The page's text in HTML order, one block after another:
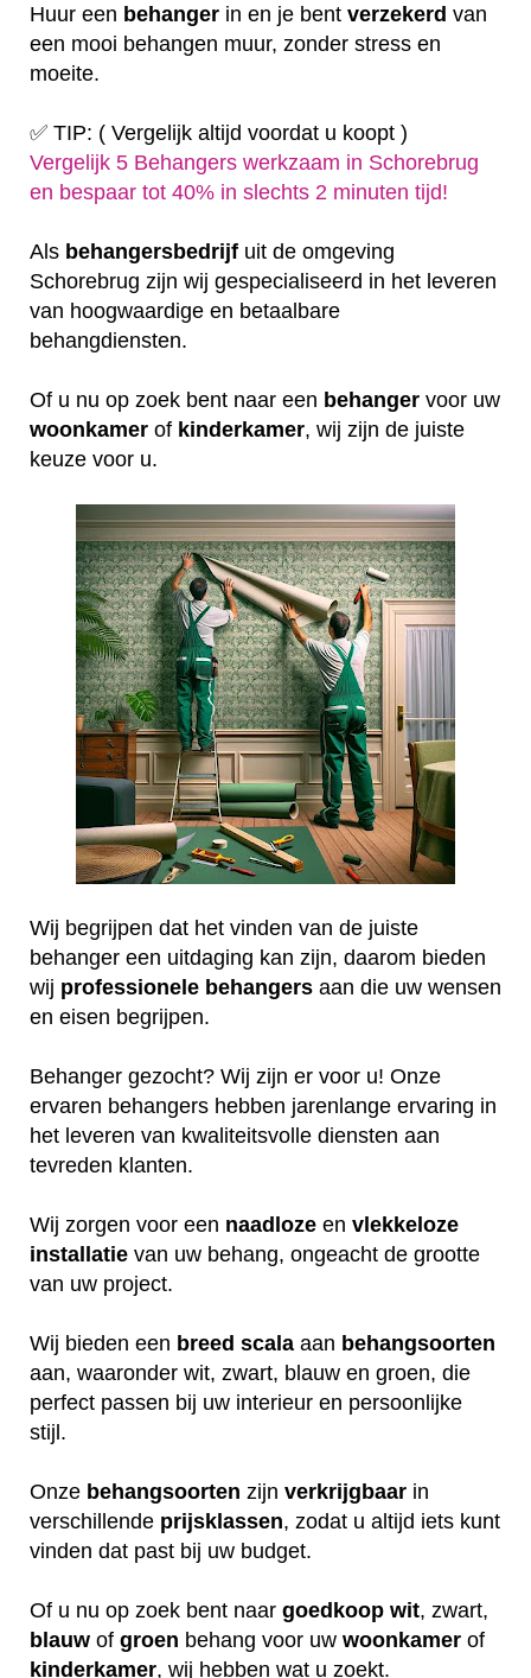
Huur een behanger in en je bent verzekerd van
een mooi behangen muur, zonder stress en
moeite.
✅ TIP: ( Vergelijk altijd voordat u koopt )
Vergelijk 5 Behangers werkzaam in Schorebrug
en bespaar tot 40% in slechts 2 minuten tijd!
Als behangersbedrijf uit de omgeving
Schorebrug zijn wij gespecialiseerd in het leveren
van hoogwaardige en betaalbare
behangdiensten.
Of u nu op zoek bent naar een behanger voor uw
woonkamer of kinderkamer, wij zijn de juiste
keuze voor u.
Wij begrijpen dat het vinden van de juiste
behanger een uitdaging kan zijn, daarom bieden
wij professionele behangers aan die uw wensen
en eisen begrijpen.
Behanger gezocht? Wij zijn er voor u! Onze
ervaren behangers hebben jarenlange ervaring in
het leveren van kwaliteitsvolle diensten aan
tevreden klanten.
Wij zorgen voor een naadloze en vlekkeloze
installatie van uw behang, ongeacht de grootte
van uw project.
Wij bieden een breed scala aan behangsoorten
aan, waaronder wit, zwart, blauw en groen, die
perfect passen bij uw interieur en persoonlijke
stijl.
Onze behangsoorten zijn verkrijgbaar in
verschillende prijsklassen, zodat u altijd iets kunt
vinden dat past bij uw budget.
Of u nu op zoek bent naar goedkoop wit, zwart,
blauw of groen behang voor uw woonkamer of
kinderkamer, wij hebben wat u zoekt.